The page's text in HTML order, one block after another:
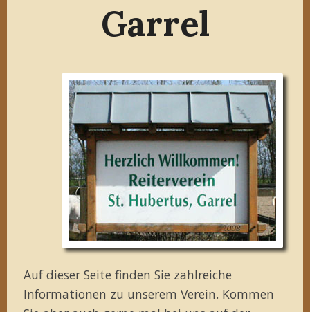
Garrel
Auf dieser Seite finden Sie zahlreiche
Informationen zu unserem Verein. Kommen